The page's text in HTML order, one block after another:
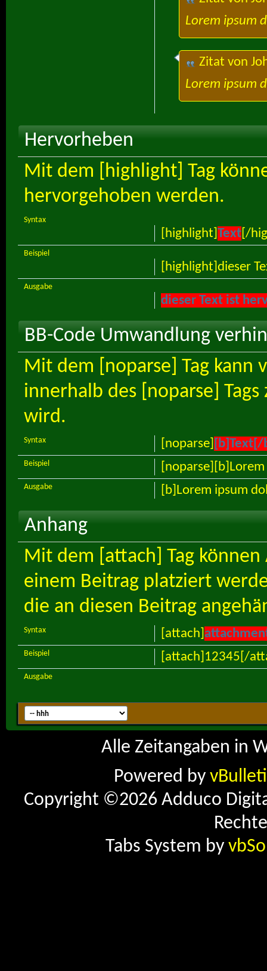
Lorem ipsum
Zitat von
Lorem ipsum
Hervorheben
Mit dem [highlight] Tag
hervorgehoben werden.
Syntax
[highlight] Text[/
Beispiel
[highlight]dieser
Ausgabe
dieser Text ist
BB-Code Umwandlung
Mit dem [noparse] Tag kann
innerhalb des [noparse]
wird.
[noparse] [b]Text[/
Syntax
Beispiel
[b]Lorem ipsum
Ausgabe
Anhang
Mit dem [attach] Tag
einem Beitrag platziert
die an diesen Beitrag
[attach]
Syntax
[attach]12345[/
Beispiel
Ausgabe
Alle Zeitangaben in
Powered by
Copyright ©2026 Adduco
Tabs System by